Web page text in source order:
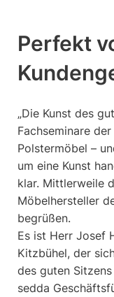
Perfekt
„Die Kunst des
Fachseminare
Polstermöbel –
um eine Kunst
klar. Mittlerweile
Möbelhersteller
begrüßen.
Es ist Herr Josef
Kitzbühel, der
des guten
sedda